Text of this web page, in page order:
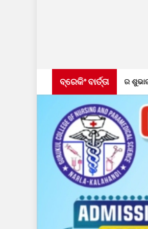
ବ୍ରେକିଂ ବାର୍ତ୍ତା
ସଙ୍ଗୀତ ବିଦ୍ୟାଳୟର ଶୁଭାରମ୍ଭ